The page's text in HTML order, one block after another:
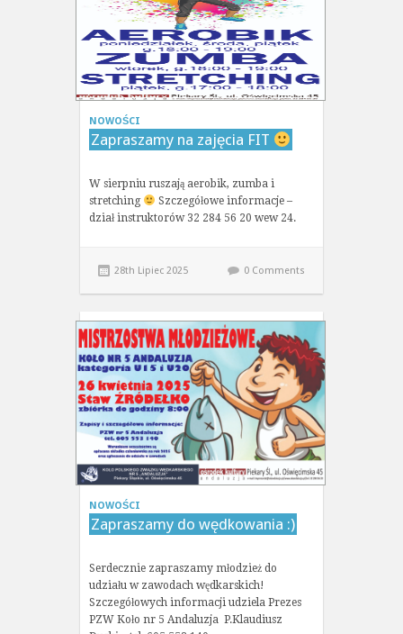
NOWOŚCI
Zapraszamy na zajęcia FIT
W sierpniu ruszają aerobik, zumba i
stretching
Szczegółowe informacje –
dział instruktorów 32 284 56 20 wew 24.
28th Lipiec 2025 0 Comments
NOWOŚCI
Zapraszamy do wędkowania :)
Serdecznie zapraszamy młodzież do
udziału w zawodach wędkarskich!
Szczegółowych informacji udziela Prezes
PZW Koło nr 5 Andaluzja P.Klaudiusz